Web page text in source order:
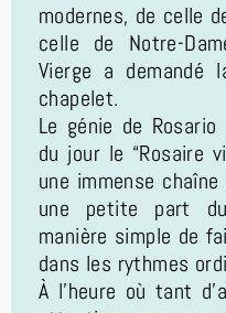
modernes, de celle
celle de Notre-
Vierge a demandé
chapelet.
Le génie de
du jour le “Rosaire
une immense
une petite part
manière simple de
dans les rythmes
À l’heure où tant